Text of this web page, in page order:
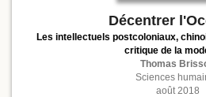
Décentrer
Les intellectuels postcoloniaux,
critique de la
Thomas
Sciences
août 2018